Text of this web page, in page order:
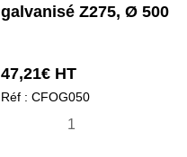
galvanisé Z275, Ø 500
47,21€HT
Réf : CFOG050
quantité